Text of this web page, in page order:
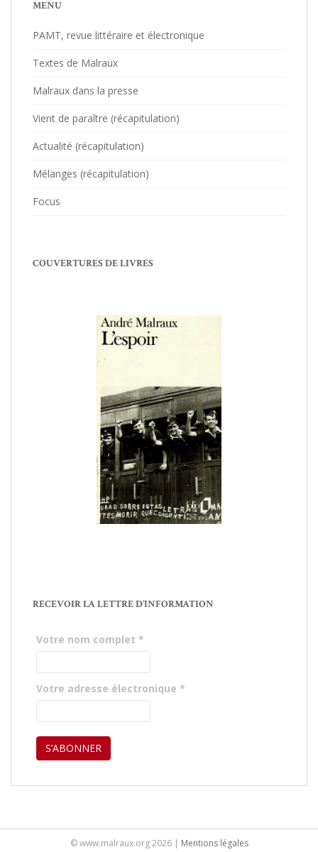
MENU
PAMT, revue littéraire et électronique
Textes de Malraux
Malraux dans la presse
Vient de paraître (récapitulation)
Actualité (récapitulation)
Mélanges (récapitulation)
Focus
COUVERTURES DE LIVRES
RECEVOIR LA LETTRE D’INFORMATION
Votre nom complet *
Votre adresse électronique *
© www.malraux.org 2026 | Mentions légales